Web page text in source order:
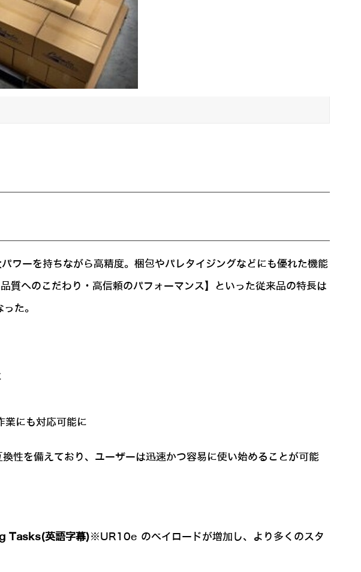
ーを持ちながら高精度。梱包やパレタイジングなどにも優れた機能
へのこだわり・高信頼のパフォーマンス】といった従来品の特長は
た。
業にも対応可能に
性を備えており、ユーザーは迅速かつ容易に使い始めることが可能
Tasks(英語字幕)※UR10e のペイロードが増加し、より多くのスタ